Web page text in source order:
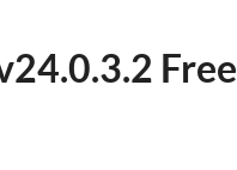
Free